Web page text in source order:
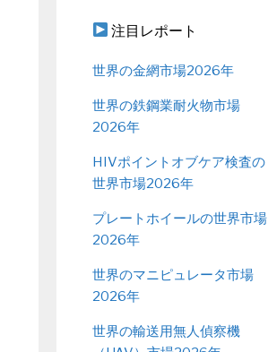
注目レポート
世界の金網市場2026年
世界の鉄鋼業耐火物市場
2026年
HIVポイントオブケア検査の
世界市場2026年
プレートホイールの世界市場
2026年
世界のマニピュレータ市場
2026年
世界の輸送用無人偵察機